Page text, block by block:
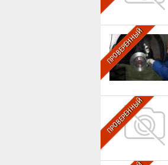
ПРОВЕРЕННЫЙ
ПРОВЕРЕННЫЙ